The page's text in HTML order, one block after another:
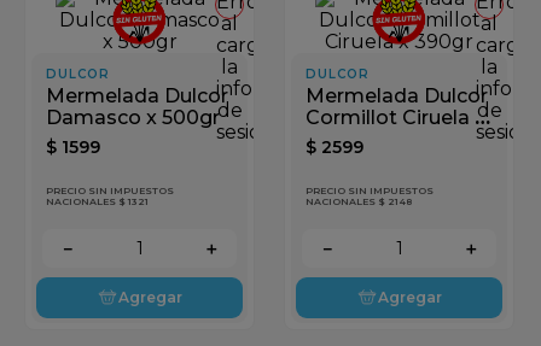
al
cargar
la
información
de
sesión
DULCOR
Mermelada Dulcor
Damasco x 500gr
$ 1599
PRECIO SIN IMPUESTOS
NACIONALES $ 1321
＋
－
Agregar
al
cargar
la
de
sesión
DULCOR
Mermelada Dulcor
Cormillot Ciruela x
390gr
$ 2599
PRECIO SIN IMPUESTOS
NACIONALES $ 2148
＋
－
Agregar